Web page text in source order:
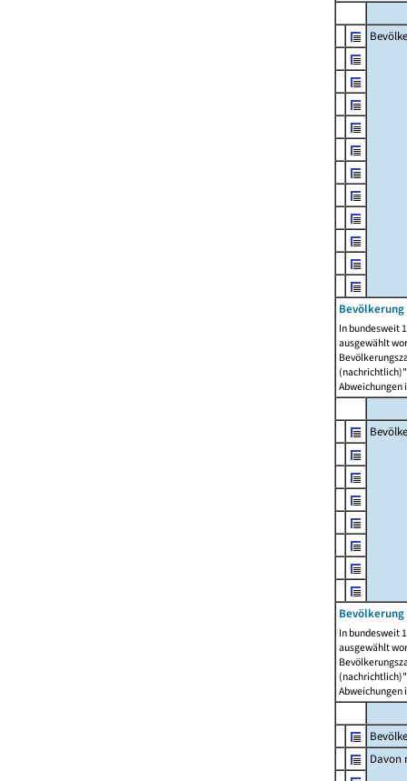
In bundesweit
ausgewählt
Abweichungen
In bundesweit
ausgewählt
Abweichungen
Davon